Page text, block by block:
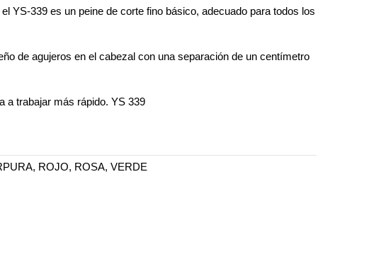
YS-339 es un peine de corte fino básico, adecuado para todos los
de agujeros en el cabezal con una separación de un centímetro
a trabajar más rápido. YS 339
ROJO, ROSA, VERDE